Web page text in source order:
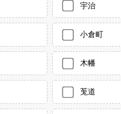
宇治
小倉町
木幡
莵道